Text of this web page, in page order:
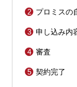
プロミスの
申し込み内
審査
契約完了